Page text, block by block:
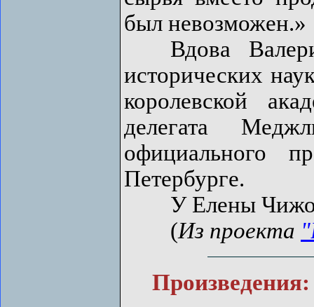
был невозможен.»
Вдова
исторических
королевской
делегата
официального
Петербурге.
У Елены
(Из проекта
Произведения: